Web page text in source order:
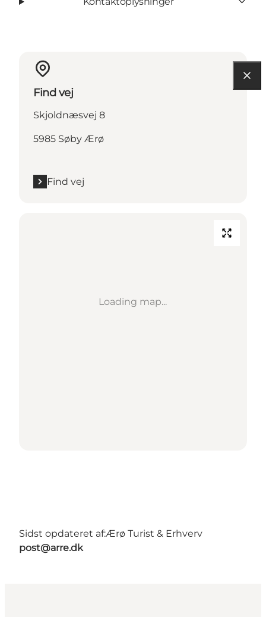
Find vej
Skjoldnæsvej 8
5985 Søby Ærø
Find vej
Loading map...
Sidst opdateret af:Ærø Turist & Erhverv
post@arre.dk